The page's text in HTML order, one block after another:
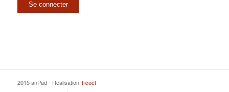
2015 anPad - RéalisationTicoët